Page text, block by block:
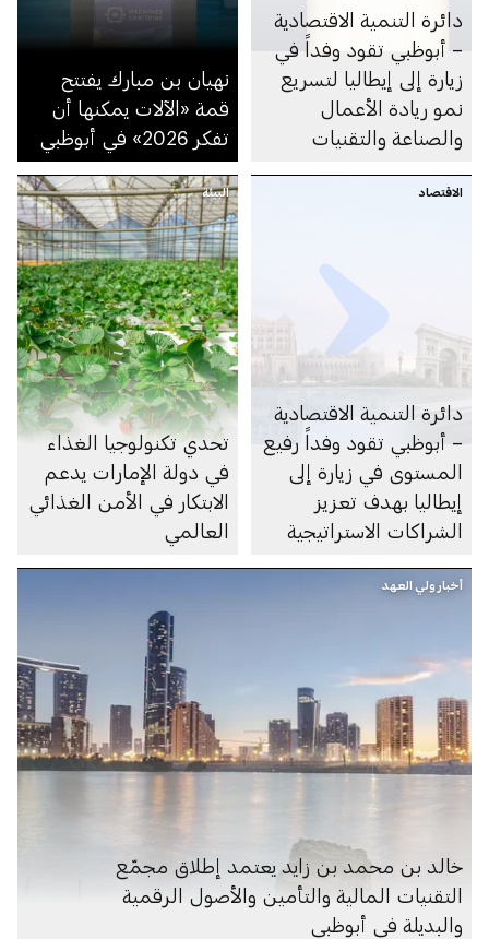
دائرة التنمية الاقتصادية
– أبوظبي تقود وفداً في
زيارة إلى إيطاليا لتسريع
نمو ريادة الأعمال
والصناعة والتقنيات
نهيان بن مبارك يفتتح
قمة «الآلات يمكنها أن
تفكر 2026» في أبوظبي
الاقتصاد
دائرة التنمية الاقتصادية
– أبوظبي تقود وفداً رفيع
المستوى في زيارة إلى
إيطاليا بهدف تعزيز
الشراكات الاستراتيجية
والنمو طويل الأمد
البيئة
تحدي تكنولوجيا الغذاء
في دولة الإمارات يدعم
الابتكار في الأمن الغذائي
العالمي
أخبار ولي العهد
خالد بن محمد بن زايد يعتمد إطلاق مجمّع
التقنيات المالية والتأمين والأصول الرقمية
والبديلة في أبوظبي